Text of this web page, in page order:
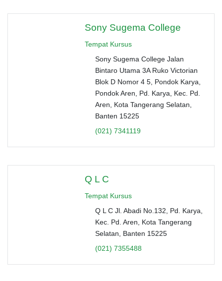
Sony Sugema College
Tempat Kursus
Sony Sugema College Jalan
Bintaro Utama 3A Ruko Victorian
Blok D Nomor 4 5, Pondok Karya,
Pondok Aren, Pd. Karya, Kec. Pd.
Aren, Kota Tangerang Selatan,
Banten 15225
(021) 7341119
Q L C
Tempat Kursus
Q L C Jl. Abadi No.132, Pd. Karya,
Kec. Pd. Aren, Kota Tangerang
Selatan, Banten 15225
(021) 7355488